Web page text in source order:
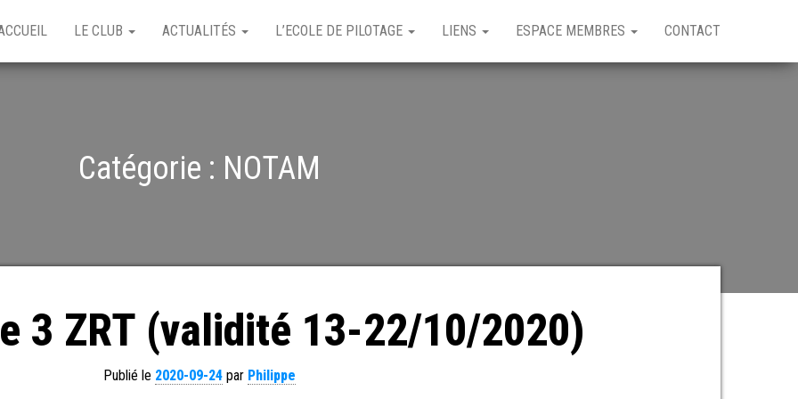
LE CLUB ACTUALITÉS L’ECOLE DE PILOTAGE LIENS ESPACE MEMBRES CONTACT
Catégorie : NOTAM
3 ZRT (validité 13-22/10/2020)
Publié le 2020-09-24 par Philippe